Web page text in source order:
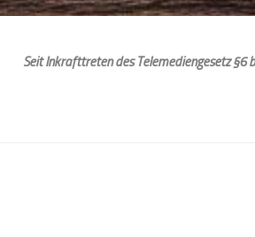
Seit Inkrafttreten des Telemediengesetz §6